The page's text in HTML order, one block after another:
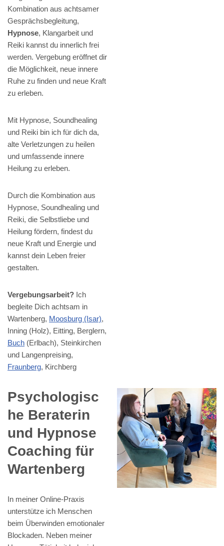
Kombination aus achtsamer
Gesprächsbegleitung,
Hypnose, Klangarbeit und
Reiki kannst du innerlich frei
werden. Vergebung eröffnet dir
die Möglichkeit, neue innere
Ruhe zu finden und neue Kraft
zu erleben.
Mit Hypnose, Soundhealing
und Reiki bin ich für dich da,
alte Verletzungen zu heilen
und umfassende innere
Heilung zu erleben.
Durch die Kombination aus
Hypnose, Soundhealing und
Reiki, die Selbstliebe und
Heilung fördern, findest du
neue Kraft und Energie und
kannst dein Leben freier
gestalten.
Vergebungsarbeit? Ich
begleite Dich achtsam in
Wartenberg, Moosburg (Isar),
Inning (Holz), Eitting, Berglern,
Buch (Erlbach), Steinkirchen
und Langenpreising,
Fraunberg, Kirchberg
Psychologisc
he Beraterin
und Hypnose
Coaching für
Wartenberg
In meiner Online-Praxis
unterstütze ich Menschen
beim Überwinden emotionaler
Blockaden. Neben meiner